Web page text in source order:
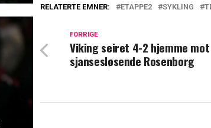
RELATERTE EMNER: ETAPPE2 SYKLING
FORRIGE
Viking seiret 4-2 hjemme mot
sjansesløsende Rosenborg